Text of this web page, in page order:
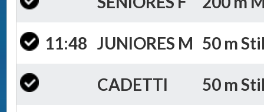
11:48 JUNIORES M 50 m
CADETTI 50 m